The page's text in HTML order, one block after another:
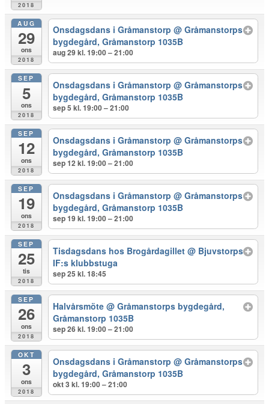
2018
AUG
29
ons
2018
Onsdagsdans i Gråmanstorp@ Gråmanstorps
bygdegård, Gråmanstorp 1035B
aug 29 kl. 19:00 – 21:00
SEP
5
ons
2018
Onsdagsdans i Gråmanstorp@ Gråmanstorps
bygdegård, Gråmanstorp 1035B
sep 5 kl. 19:00 – 21:00
SEP
12
ons
2018
Onsdagsdans i Gråmanstorp@ Gråmanstorps
bygdegård, Gråmanstorp 1035B
sep 12 kl. 19:00 – 21:00
SEP
19
ons
2018
Onsdagsdans i Gråmanstorp@ Gråmanstorps
bygdegård, Gråmanstorp 1035B
sep 19 kl. 19:00 – 21:00
SEP
25
tis
2018
Tisdagsdans hos Brogårdagillet@ Bjuvstorps
IF:s klubbstuga
sep 25 kl. 18:45
SEP
26
ons
2018
Halvårsmöte@ Gråmanstorps bygdegård,
Gråmanstorp 1035B
sep 26 kl. 19:00 – 21:00
OKT
3
ons
2018
Onsdagsdans i Gråmanstorp@ Gråmanstorps
bygdegård, Gråmanstorp 1035B
okt 3 kl. 19:00 – 21:00